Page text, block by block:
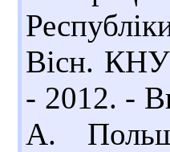
Вісн. КНУ
- 2012. -
А.